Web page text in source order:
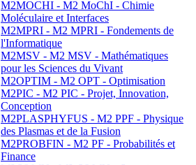
M2MOCHI - M2 MoChI - Chimie
Moléculaire et Interfaces
M2MPRI - M2 MPRI - Fondements de
l'Informatique
M2MSV - M2 MSV - Mathématiques
pour les Sciences du Vivant
M2OPTIM - M2 OPT - Optimisation
M2PIC - M2 PIC - Projet, Innovation,
Conception
M2PLASPHYFUS - M2 PPF - Physique
des Plasmas et de la Fusion
M2PROBFIN - M2 PF - Probabilités et
Finance